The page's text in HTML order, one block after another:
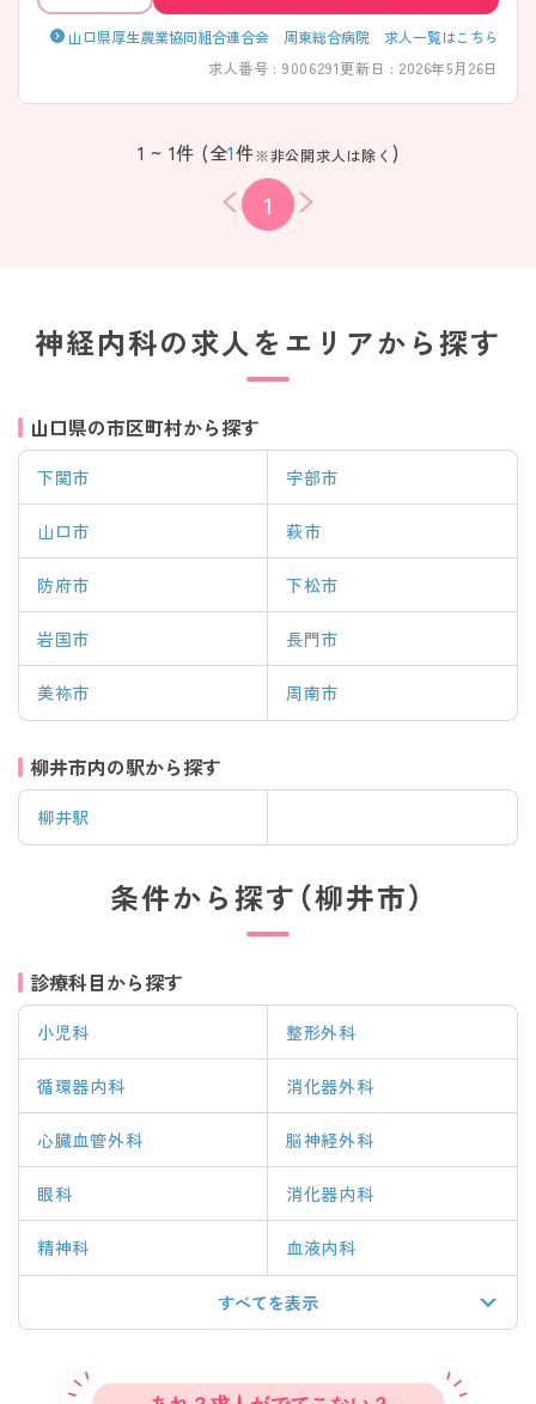
山口県厚生農業協同組合連合会 周東総合病院 求人一覧はこちら
求人番号 : 9006291更新日 : 2026年5月26日
1 ~ 1件 (全1件※非公開求人は除く )
1
神経内科の求人をエリアから探す
山口県の市区町村から探す
下関市 宇部市
山口市 萩市
防府市 下松市
岩国市 長門市
美祢市 周南市
柳井市内の駅から探す
柳井駅
条件から探す（柳井市）
診療科目から探す
小児科 整形外科
循環器内科 消化器外科
心臓血管外科 脳神経外科
眼科 消化器内科
精神科 血液内科
すべてを表示